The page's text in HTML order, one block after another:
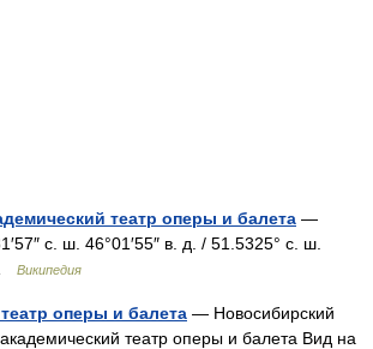
театр оперы и балета —
с. ш. 46°01′55″ в. д. / 51.5325° с. ш.
Википедия
оперы и балета — Новосибирский
театр оперы и балета Вид на